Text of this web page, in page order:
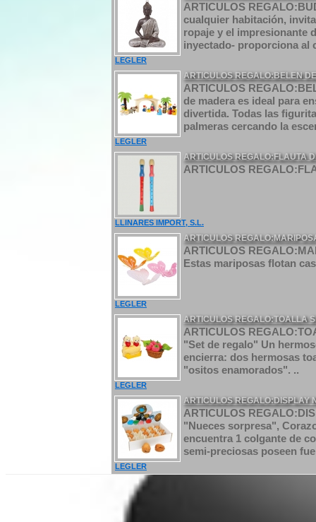
ARTICULOS
cualquier habitación,
ropaje y el impresionante
inyectado- proporciona al
LEGLER
ARTICULOS REGALO:BELEN
ARTICULOS
de madera es ideal para
divertida. Todas las
palmeras cercando la
LEGLER
ARTICULOS REGALO:FLAUTA
ARTICULOS
LLINARES IMPORT, S.L.
ARTICULOS
ARTICULOS
Estas mariposas flotan
LEGLER
ARTICULOS REGALO:TOALLA
ARTICULOS
"Set de regalo" Un
encierra: dos hermosas
"ositos enamorados". ..
LEGLER
ARTICULOS REGALO:DISPLAY
ARTICULOS
"Nueces sorpresa",
encuentra 1 colgante de
semi-preciosas poseen
LEGLER